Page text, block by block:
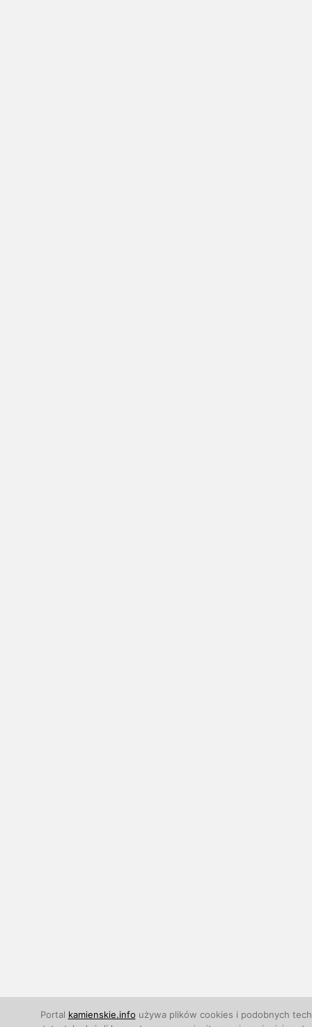
Portal kamienskie.info używa plików cookies i podobnych